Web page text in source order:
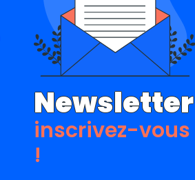
Newsletter
inscrivez-vous
!